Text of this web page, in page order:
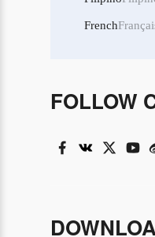
French
FOLLOW